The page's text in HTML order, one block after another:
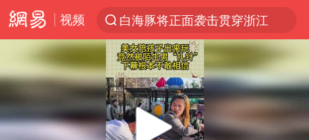
视频
白海豚将正面袭击贯穿浙江
解锁各地夏日限定体验
台风白海豚闭眼浙江上海处于危险半圆
女主硬加吻戏短剧已下架